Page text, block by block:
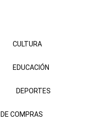
CULTURA
EDUCACIÓN
DEPORTES
DE COMPRAS